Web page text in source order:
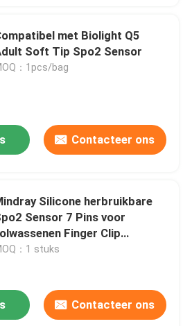
voor patiëntenmonitors
apparatuur
met Biolight Q5
Soft Tip Spo2 Sensor
：1pcs/bag
Contacteer ons
Silicone herbruikbare
Sensor 7 Pins voor
Finger Clip
：1 stuks
Contacteer ons